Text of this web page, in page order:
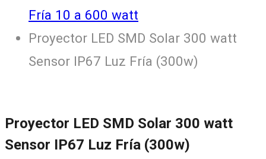
Fría 10 a 600 watt
Proyector LED SMD Solar 300 watt
Sensor IP67 Luz Fría (300w)
Proyector LED SMD Solar 300 watt
Sensor IP67 Luz Fría (300w)